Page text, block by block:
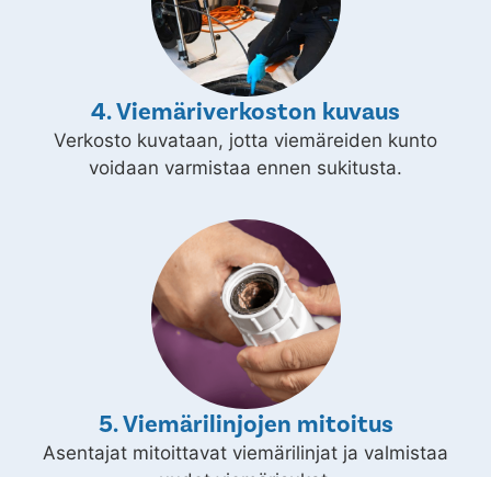
4. Viemäriverkoston kuvaus
Verkosto kuvataan, jotta viemäreiden kunto
voidaan varmistaa ennen sukitusta.
5. Viemärilinjojen mitoitus
Asentajat mitoittavat viemärilinjat ja valmistaa